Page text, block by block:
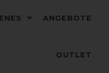
ANGEBOTE
OUTLET